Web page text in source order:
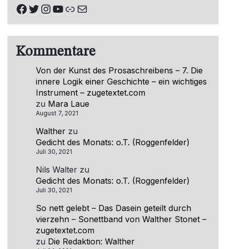
Facebook
Twitter
Instagram
YouTube
Link
E-Mail
Kommentare
Von der Kunst des Prosaschreibens – 7. Die
innere Logik einer Geschichte – ein wichtiges
Instrument – zugetextet.com
zu Mara Laue
August 7, 2021
Walther zu
Gedicht des Monats: o.T. (Roggenfelder)
Juli 30, 2021
Nils Walter zu
Gedicht des Monats: o.T. (Roggenfelder)
Juli 30, 2021
So nett gelebt – Das Dasein geteilt durch
vierzehn – Sonettband von Walther Stonet –
zugetextet.com
zu Die Redaktion: Walther